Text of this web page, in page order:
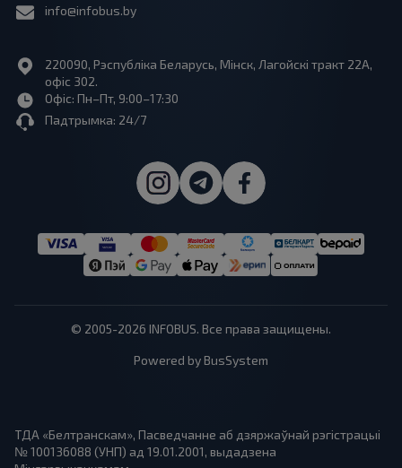
info@infobus.by
220090, Рэспубліка Беларусь, Мінск, Лагойскі тракт 22A,
офіс 302.
Офіс: Пн–Пт, 9:00–17:30
Падтрымка: 24/7
© 2005-2026 INFOBUS. Все права защищены.
Powered by BusSystem
ТДА «Белтранскам», Пасведчанне аб дзяржаўнай рэгістрацыі
№ 100136088 (УНП) ад 19.01.2001, выдадзена